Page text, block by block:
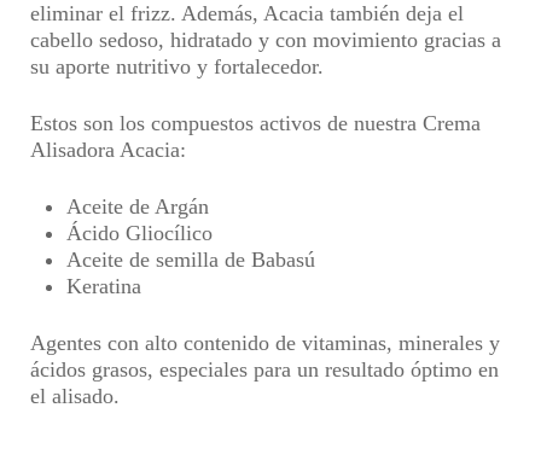
eliminar el frizz. Además, Acacia también deja el
cabello sedoso, hidratado y con movimiento gracias a
su aporte nutritivo y fortalecedor.
Estos son los compuestos activos de nuestra Crema
Alisadora Acacia:
Aceite de Argán
Ácido Gliocílico
Aceite de semilla de Babasú
Keratina
Agentes con alto contenido de vitaminas, minerales y
ácidos grasos, especiales para un resultado óptimo en
el alisado.